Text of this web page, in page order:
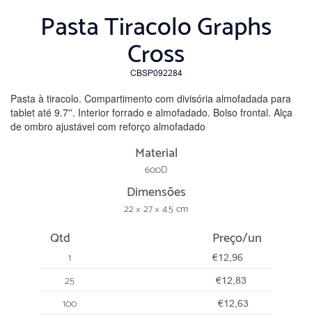
Pasta Tiracolo Graphs
Cross
CBSP092284
Pasta à tiracolo. Compartimento com divisória almofadada para
tablet até 9.7''. Interior forrado e almofadado. Bolso frontal. Alça
de ombro ajustável com reforço almofadado
Material
600D
Dimensões
22 × 27 × 4.5 cm
Qtd Preço/un
1 €12,96
25 €12,83
100 €12,63